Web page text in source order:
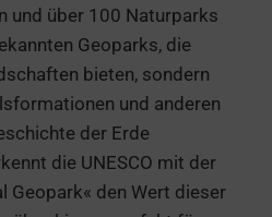
und über 100 Naturparks
Geoparks, die
bieten, sondern
und anderen
der Erde
die UNESCO mit der
Geopark« den Wert dieser